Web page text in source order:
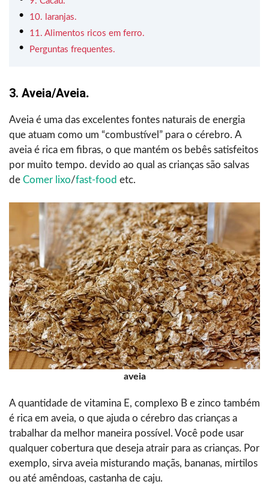
10. laranjas.
11. Alimentos ricos em ferro.
Perguntas frequentes.
3. Aveia/Aveia.
Aveia é uma das excelentes fontes naturais de energia
que atuam como um “combustível” para o cérebro. A
aveia é rica em fibras, o que mantém os bebês satisfeitos
por muito tempo. devido ao qual as crianças são salvas
de Comer lixo/fast-food etc.
aveia
A quantidade de vitamina E, complexo B e zinco também
é rica em aveia, o que ajuda o cérebro das crianças a
trabalhar da melhor maneira possível. Você pode usar
qualquer cobertura que deseja atrair para as crianças. Por
exemplo, sirva aveia misturando maçãs, bananas, mirtilos
ou até amêndoas, castanha de caju.